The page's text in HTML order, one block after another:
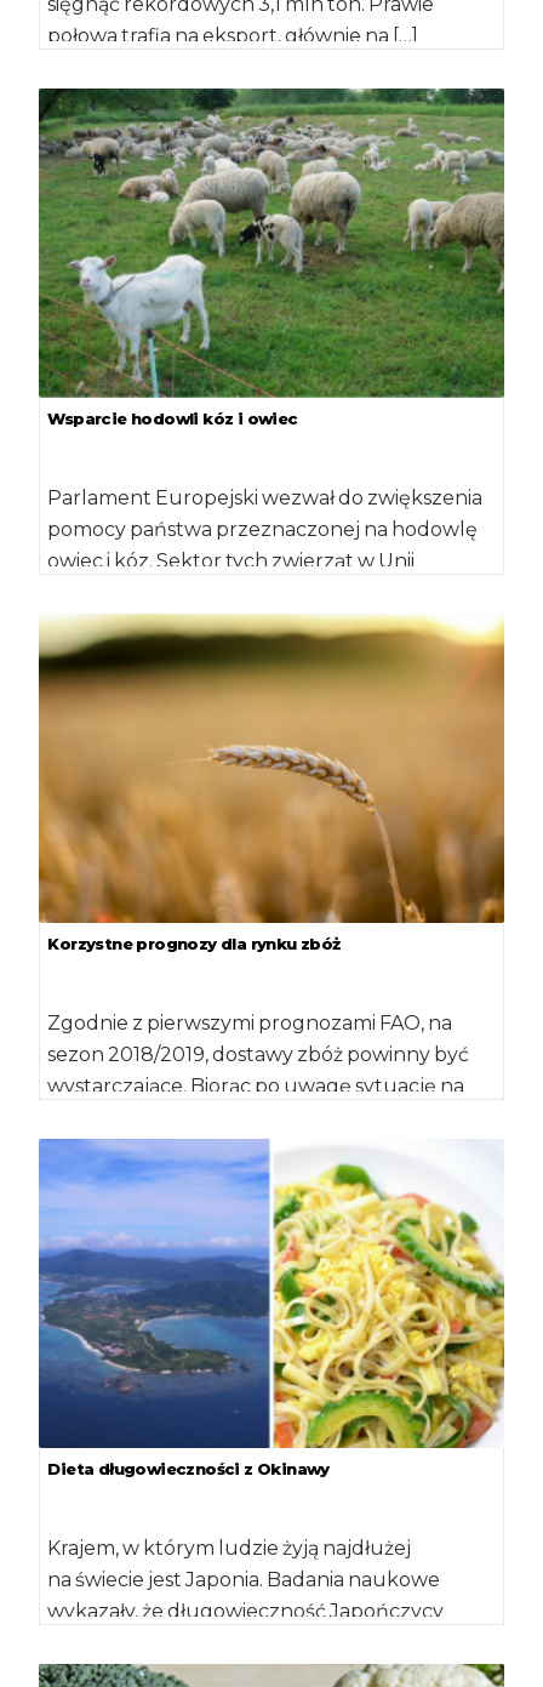
połowa trafia na eksport, głównie na […]
Wsparcie hodowli kóz i owiec
Parlament Europejski wezwał do zwiększenia
pomocy państwa przeznaczonej na hodowlę
owiec i kóz. Sektor tych zwierząt w Unii
Korzystne prognozy dla rynku zbóż
Zgodnie z pierwszymi prognozami FAO, na
sezon 2018/2019, dostawy zbóż powinny być
wystarczające. Biorąc po uwagę sytuację na
Dieta długowieczności z Okinawy
Krajem, w którym ludzie żyją najdłużej
na świecie jest Japonia. Badania naukowe
wykazały, że długowieczność Japończycy
specyficznej diecie […]